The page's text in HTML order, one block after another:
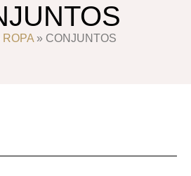
ROPA» CONJUNTOS